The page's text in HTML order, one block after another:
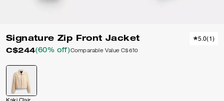
Signature Zip Front Jacket
C$244(60% off)Comparable Value C$610
5.0(1)